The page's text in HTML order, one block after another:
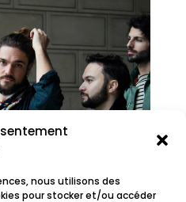
nous utilisons des
pour stocker et/ou accéder